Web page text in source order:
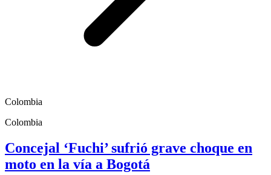
Colombia
Colombia
Concejal ‘Fuchi’ sufrió grave choque en
moto en la vía a Bogotá